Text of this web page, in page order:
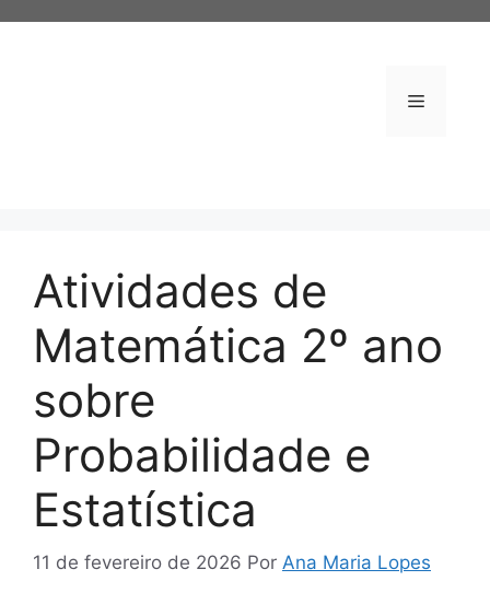
Menu
Atividades de
Matemática 2º ano
sobre
Probabilidade e
Estatística
11 de fevereiro de 2026 Por Ana Maria Lopes